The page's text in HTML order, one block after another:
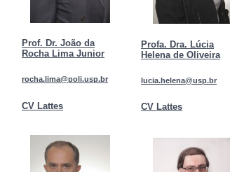
Prof. Dr. João da
Rocha Lima Junior
rocha.lima@poli.usp.br
CV Lattes
Profa. Dra. Lúcia
Helena de Oliveira
lucia.helena@usp.br
CV Lattes